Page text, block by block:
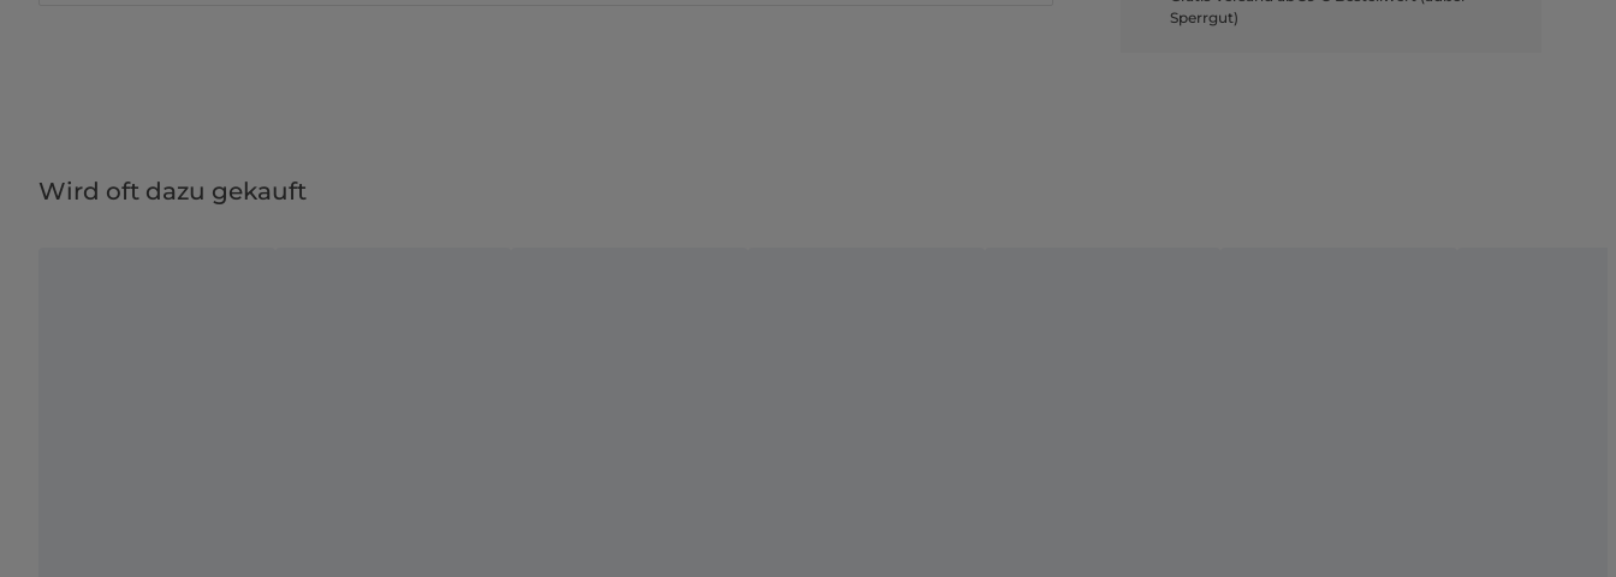
Sperrgut)
Wird oft dazu gekauft